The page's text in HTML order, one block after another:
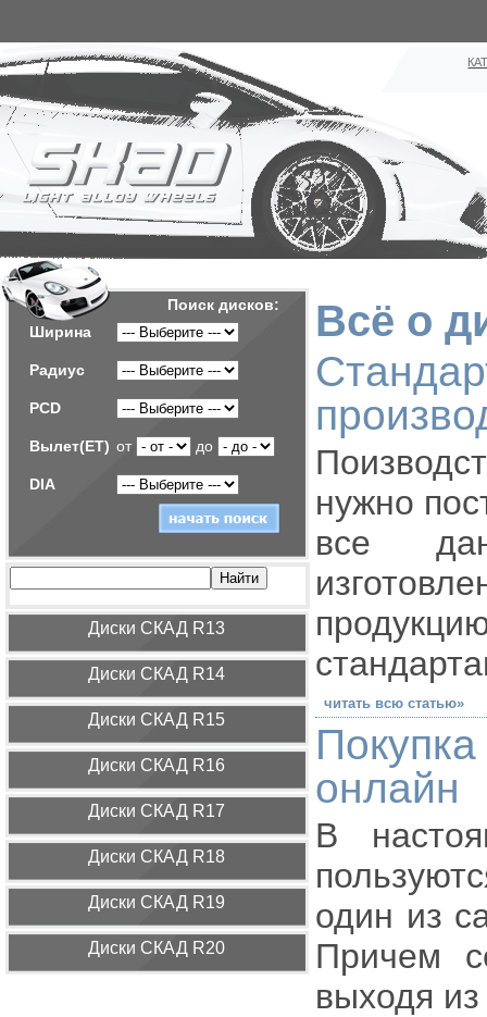
Поиск дисков:
Ширина
Радиус
PCD
Вылет(ET) от до
DIA
Диcки СКАД R13
Диcки СКАД R14
Диcки СКАД R15
Диcки СКАД R16
Диcки СКАД R17
Диcки СКАД R18
Диcки СКАД R19
Диcки СКАД R20
Всё о
нужно
все
читать всю статью»
онлайн
В
один из
Причем
выходя